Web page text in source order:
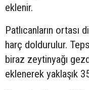
eklenir.
Patlıcanların ortası
harç doldurulur.
biraz zeytinyağı
eklenerek yaklaşık